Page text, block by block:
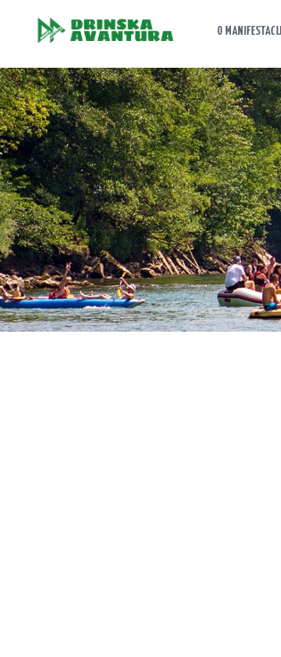
O MANIFESTACIJI